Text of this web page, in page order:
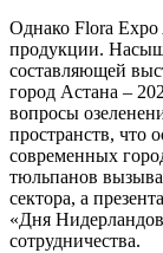
Однако Flora Expo
продукции.
составляющей
город Астана –
вопросы
пространств, что
современных
тюльпанов
сектора, а
«Дня
сотрудничества.